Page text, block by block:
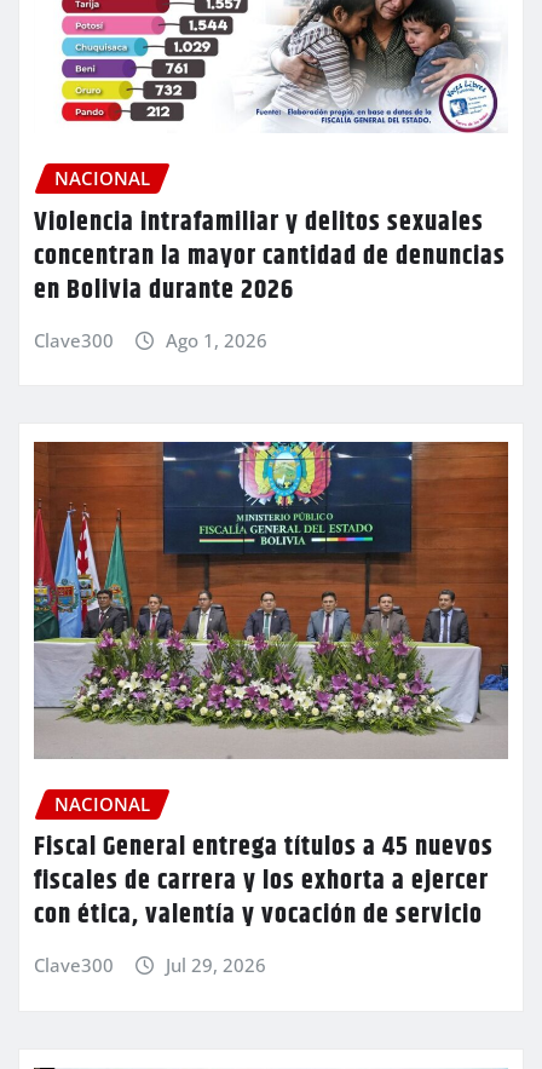
NACIONAL
Violencia intrafamiliar y delitos sexuales
concentran la mayor cantidad de denuncias
en Bolivia durante 2026
Clave300 Ago 1, 2026
NACIONAL
Fiscal General entrega títulos a 45 nuevos
fiscales de carrera y los exhorta a ejercer
con ética, valentía y vocación de servicio
Clave300 Jul 29, 2026